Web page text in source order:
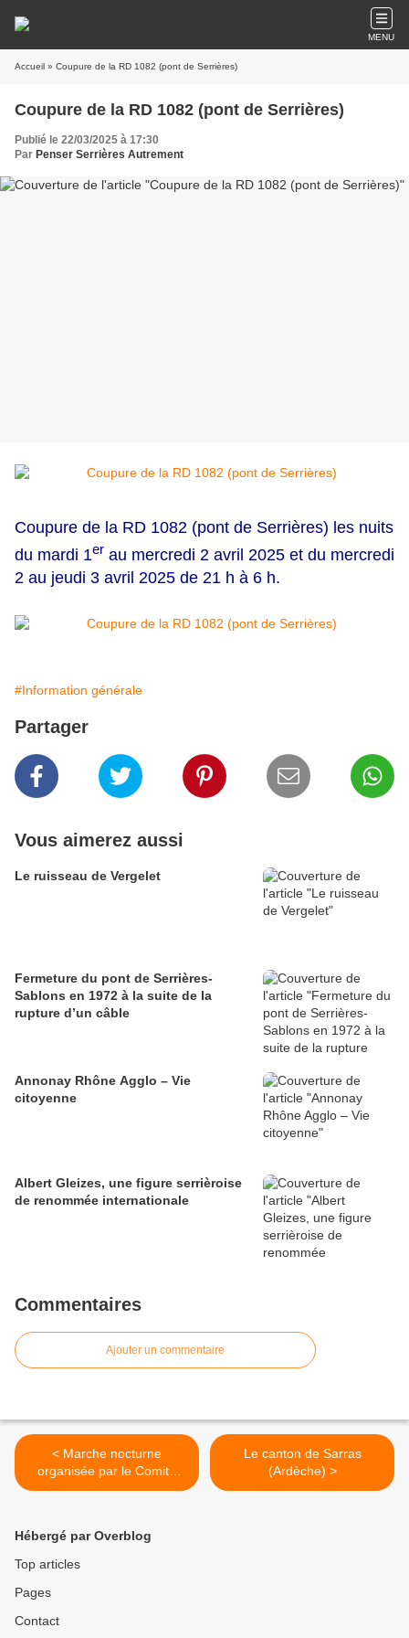
MENU
Accueil » Coupure de la RD 1082 (pont de Serrières)
Coupure de la RD 1082 (pont de Serrières)
Publié le 22/03/2025 à 17:30
Par Penser Serrières Autrement
Coupure de la RD 1082 (pont de Serrières) les nuits
du mardi 1er au mercredi 2 avril 2025 et du mercredi
2 au jeudi 3 avril 2025 de 21 h à 6 h.
#Information générale
Partager
Vous aimerez aussi
Le ruisseau de Vergelet
Fermeture du pont de Serrières-
Sablons en 1972 à la suite de la
rupture d’un câble
Annonay Rhône Agglo – Vie
citoyenne
Albert Gleizes, une figure serrièroise
de renommée internationale
Commentaires
Ajouter un commentaire
< Marche nocturne
organisée par le Comité
des fêtes de Serrières
Le canton de Sarras
(Ardèche) >
Hébergé par Overblog
Top articles
Pages
Contact